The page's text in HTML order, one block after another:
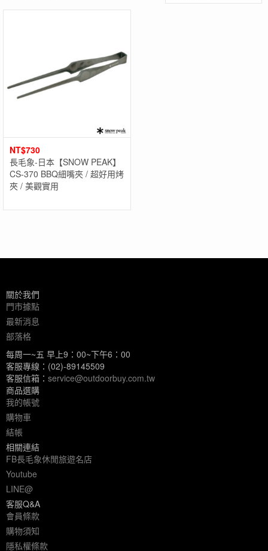
NT$730
長毛象-日本【SNOW PEAK】
CS-370 BBQ細嘴夾 / 超好用烤
夾 / 美觀實用
關於我們
門市據點
最新消息
部落格
每周一~五 早上9：00~下午6：00
客服專線：(02)-89145509
客服信箱： service@outdoorbuy.com.tw
商品選購
我的帳號
購物車
結帳
相關連結
FB長毛象休閒旅遊名店
Youtube
LINE@
客服Q&A
會員條款
購物須知
隱私權條款